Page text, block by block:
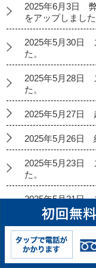
2025年6月3日
をアップしました
2025年5月30日
た。
2025年5月28日
た。
2025年5月27日
2025年5月26日
2025年5月23日
た。
2025年5月21日
た。
2025年5月20日
弾をアップしま